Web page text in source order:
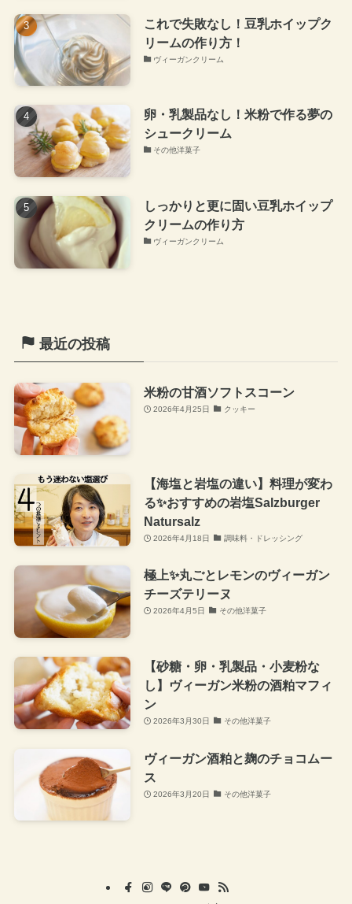
これで失敗なし！豆乳ホイップク
リームの作り方！
ヴィーガンクリーム
卵・乳製品なし！米粉で作る夢の
シュークリーム
その他洋菓子
しっかりと更に固い豆乳ホイップ
クリームの作り方
ヴィーガンクリーム
最近の投稿
米粉の甘酒ソフトスコーン
2026年4月25日 クッキー
【海塩と岩塩の違い】料理が変わ
る✨おすすめの岩塩Salzburger
Natursalz
2026年4月18日 調味料・ドレッシング
極上✨丸ごとレモンのヴィーガン
チーズテリーヌ
2026年4月5日 その他洋菓子
【砂糖・卵・乳製品・小麦粉な
し】ヴィーガン米粉の酒粕マフィ
ン
2026年3月30日 その他洋菓子
ヴィーガン酒粕と麹のチョコムー
ス
2026年3月20日 その他洋菓子